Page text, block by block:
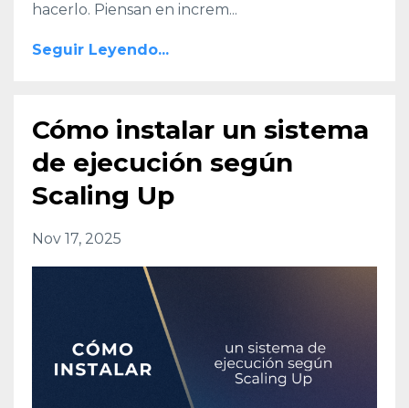
hacerlo. Piensan en increm...
Seguir Leyendo...
Cómo instalar un sistema
de ejecución según
Scaling Up
Nov 17, 2025